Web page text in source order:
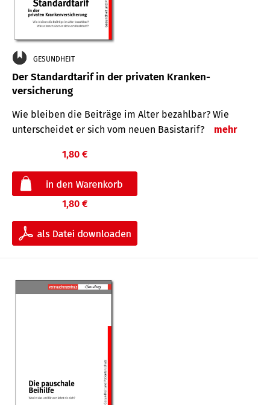
GESUNDHEIT
Der Standard­tarif in der privaten Kranken­
versicherung
Wie bleiben die Beiträge im Alter bezahlbar? Wie
unterscheidet er sich vom neuen Basistarif?
mehr
1,80 €
1,80 €